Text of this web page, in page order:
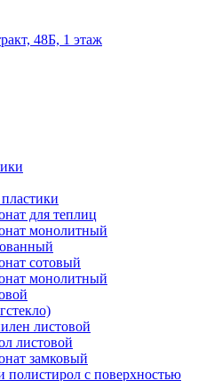
48Б, 1 этаж
для теплиц
монолитный
сотовый
монолитный
листовой
листовой
замковый
полистирол с поверхностью